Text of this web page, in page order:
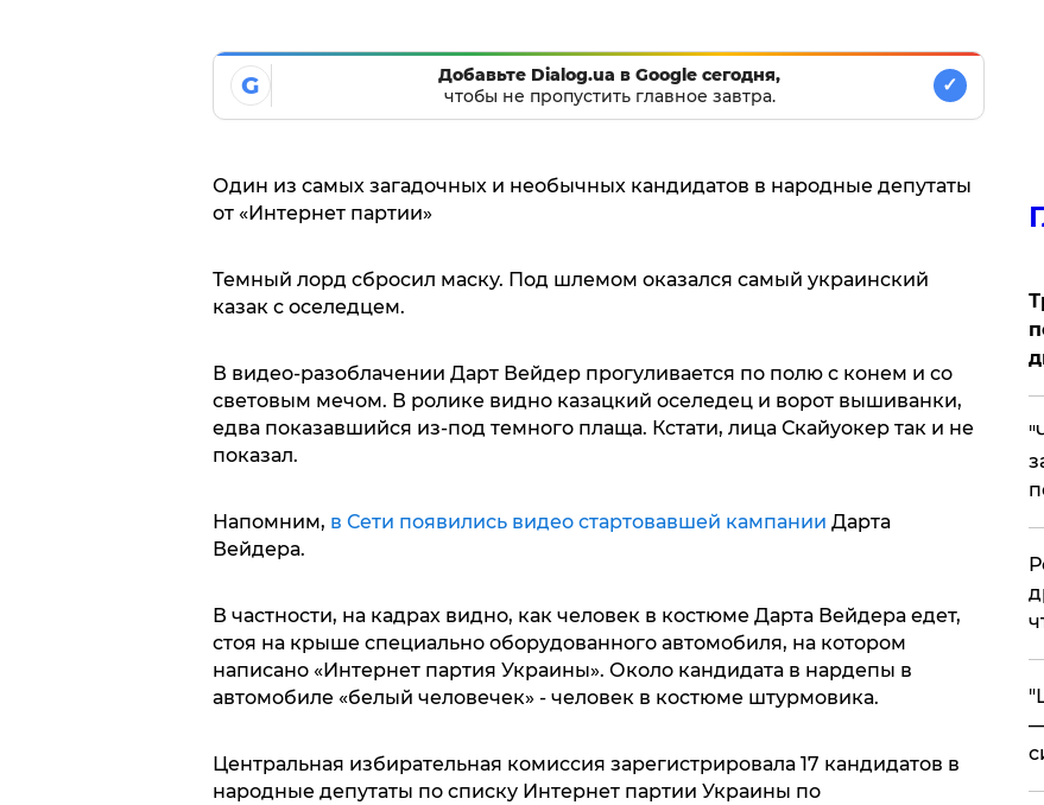
G
Добавьте Dialog.ua в Google сегодня,
чтобы не пропустить главное завтра.
✓
Один из самых загадочных и необычных кандидатов в народные депутаты
от «Интернет партии»
Темный лорд сбросил маску. Под шлемом оказался самый украинский
казак с оселедцем.
В видео-разоблачении Дарт Вейдер прогуливается по полю с конем и со
световым мечом. В ролике видно казацкий оселедец и ворот вышиванки,
едва показавшийся из-под темного плаща. Кстати, лица Скайуокер так и не
показал.
Напомним, в Сети появились видео стартовавшей кампании Дарта
Вейдера.
В частности, на кадрах видно, как человек в костюме Дарта Вейдера едет,
стоя на крыше специально оборудованного автомобиля, на котором
написано «Интернет партия Украины». Около кандидата в нардепы в
автомобиле «белый человечек» - человек в костюме штурмовика.
Центральная избирательная комиссия зарегистрировала 17 кандидатов в
народные депутаты по списку Интернет партии Украины по